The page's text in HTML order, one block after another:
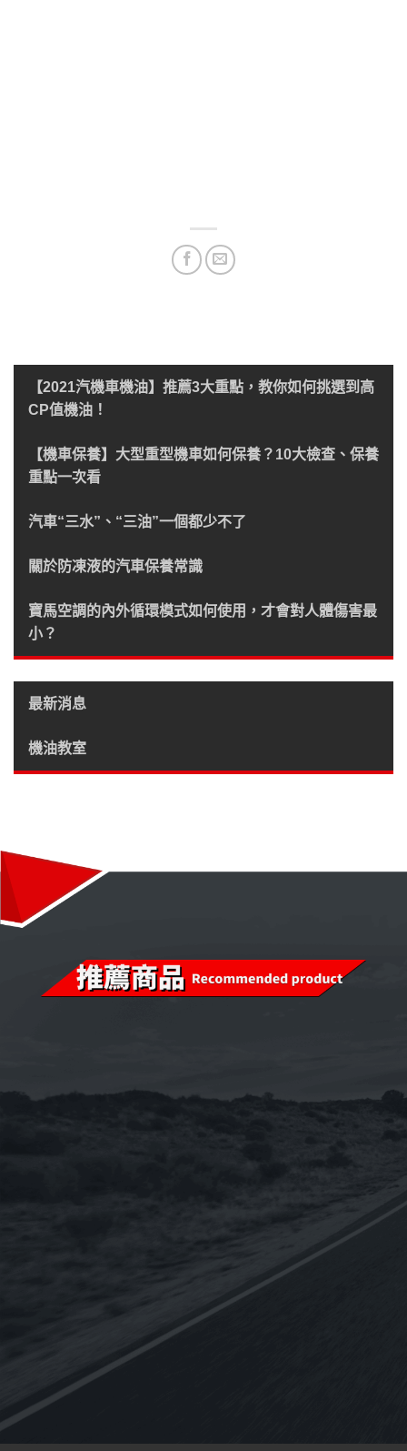
【2021汽機車機油】推薦3大重點，教你如何挑選到高
CP值機油！
【機車保養】大型重型機車如何保養？10大檢查、保養
重點一次看
汽車“三水”、“三油”一個都少不了
關於防凍液的汽車保養常識
寶馬空調的內外循環模式如何使用，才會對人體傷害最
小？
最新消息
機油教室
《CPC台灣中油-國光牌》
超優E9 15w-40適用DPF
配備[柴油車用-CJ4-五期
NT$